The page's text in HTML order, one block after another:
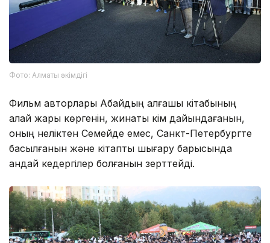
Фото: Алматы әкімдігі
Фильм авторлары Абайдың алғашқы кітабының
қалай жарық көргенін, жинақты кім дайындағанын,
оның неліктен Семейде емес, Санкт-Петербургте
басылғанын және кітапты шығару барысында
қандай кедергілер болғанын зерттейді.